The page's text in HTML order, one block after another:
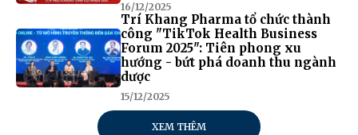
16/12/2025
Trí Khang Pharma tổ chức thành
công "TikTok Health Business
Forum 2025": Tiên phong xu
hướng - bứt phá doanh thu ngành
dược
15/12/2025
XEM THÊM